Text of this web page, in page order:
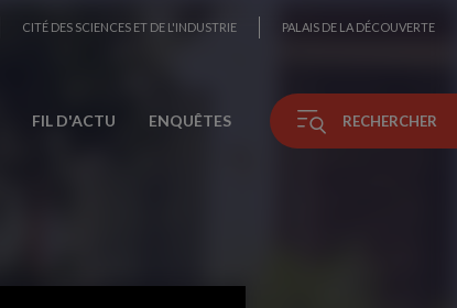
CITÉ DES SCIENCES ET DE L'INDUSTRIE PALAIS DE LA DÉCOUVERTE
FIL D'ACTU ENQUÊTES RECHERCHER